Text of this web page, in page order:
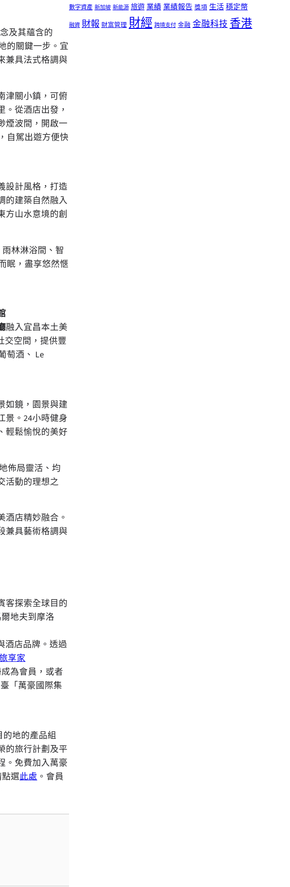
及其蘊含的
的關鍵一步。宜
兼具法式格調與
津關小鎮，可俯
從酒店出發，
煙波間，開啟一
自駕出遊方便快
設計風格，打造
的建築自然融入
方山水意境的創
林淋浴間、智
眠，盡享悠然愜
融入宜昌本土美
交空間，提供豐
萄酒、 Le
如鏡，園景與建
景。24小時健身
輕鬆愉悅的美好
佈局靈活、均
活動的理想之
酒店精妙融合。
兼具藝術格調與
客探索全球目的
地夫到摩洛
酒店品牌。透過
享家
為會員，或者
「萬豪國際集
的地的產品組
的旅行計劃及平
。免費加入萬豪
選此處 。會員
數字資產 新加坡 新能源 旅遊業績業績報告 獎項 生活穩定幣
融資 財報 財富管理 財經 跨境支付 金融 金融科技香港